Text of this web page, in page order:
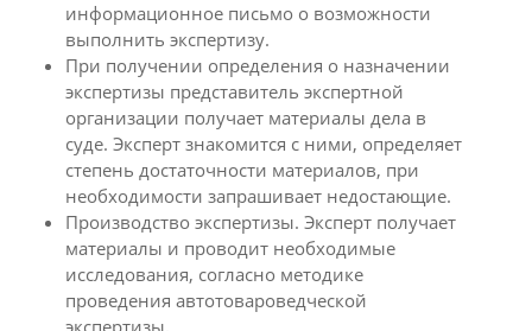
информационное письмо о возможности
выполнить экспертизу.
При получении определения о назначении
экспертизы представитель экспертной
организации получает материалы дела в
суде. Эксперт знакомится с ними, определяет
степень достаточности материалов, при
необходимости запрашивает недостающие.
Производство экспертизы. Эксперт получает
материалы и проводит необходимые
исследования, согласно методике
проведения автотовароведческой
экспертизы.